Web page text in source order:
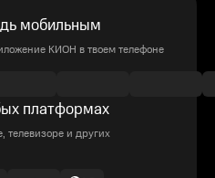
мобильным
КИОН в твоем телефоне
платформах
телевизоре и других